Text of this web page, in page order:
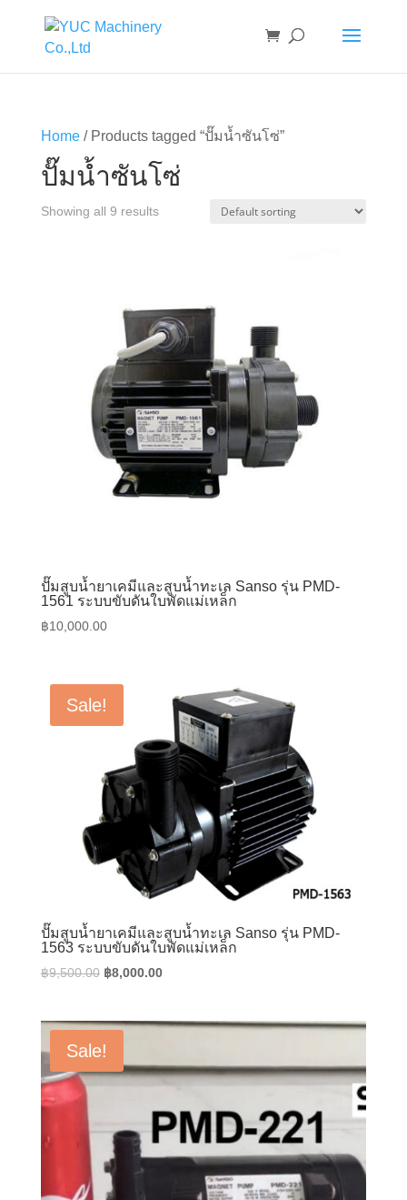
Home/ Products tagged “ปั๊มน้ำซันโซ่”
ปั๊มน้ำซันโซ่
Showing all 9 results
ปั๊มสูบน้ำยาเคมีและสูบน้ำทะเล Sanso รุ่น PMD-
1561 ระบบขับดันใบพัดแม่เหล็ก
฿10,000.00
Sale!
ปั๊มสูบน้ำยาเคมีและสูบน้ำทะเล Sanso รุ่น PMD-
1563 ระบบขับดันใบพัดแม่เหล็ก
฿9,500.00 Original
฿9,500.00.
฿8,000.00Current
Sale!